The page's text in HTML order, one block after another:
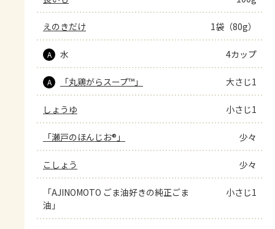
えのきだけ 1袋（80g）
A 水 4カップ
A 「丸鶏がらスープ™」 大さじ1
しょうゆ 小さじ1
「瀬戸のほんじお®」 少々
こしょう 少々
「AJINOMOTO ごま油好きの純正ごま
油」
小さじ1